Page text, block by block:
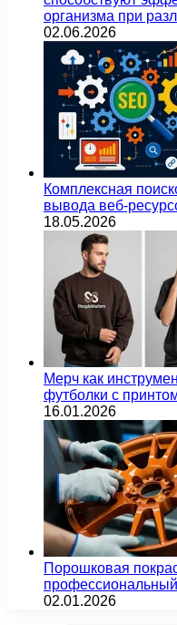
организма при
02.06.2026
Комплексная
вывода веб-
18.05.2026
Мерч как
футболки с
16.01.2026
Порошковая
02.01.2026